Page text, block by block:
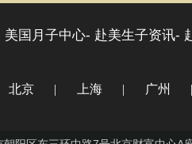
美国月子中心- 赴美生子资讯-
北京 | 上海 | 广州 |